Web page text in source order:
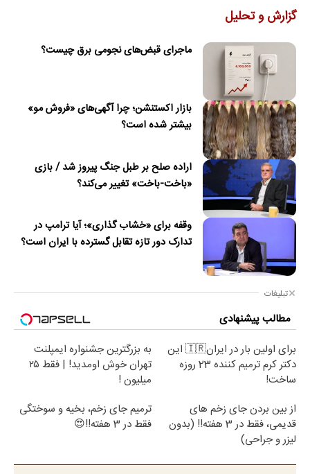
گزارش و تحلیل
ماجرای قبض‌های نجومی برق چیست؟
بازار اکستنشن؛ چرا آگهی‌های «فروش مو»
بیشتر شده است؟
اراده صلح بر طبل جنگ پیروز شد / بازی
«باخت-باخت» تغییر می‌کند؟
وقفه برای «خشاب گذاری»؛ آیا ترامپ در
تدارک دور تازه تقابل گسترده با ایران است؟
تبلیغات
مطالب پیشنهادی
برای اولین بار در ایران🇮🇷 این
دکتر کرم ترمیم کننده 23 روزه
ساخت!
به بزرگترین جشنواره ایمپلنت
تهران خوش اومدید! | فقط ۲۵
میلیون !
از بین بردن جای زخم های
قدیمی، فقط در 3 هفته!! (بدون
لیزر و جراحی)
ترمیم جای زخم، بخیه و سوختگی
فقط در 3 هفته!!😍